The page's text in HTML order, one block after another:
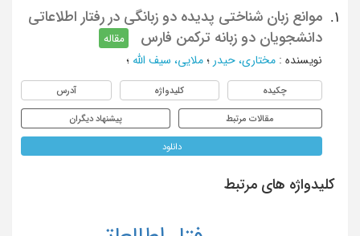
1.
موانع زبان شناختی پدیده دو زبانگی در رفتار اطلاعاتی
دانشجویان دو زبانه ترکمن فارس
مقاله
نویسنده : مختاری، حیدر ؛ ملایی، سیف الله ؛
چکیده کلیدواژه آدرس
مقالات مرتبط پیشنهاد دیگران
دانلود
کلیدواژه های مرتبط